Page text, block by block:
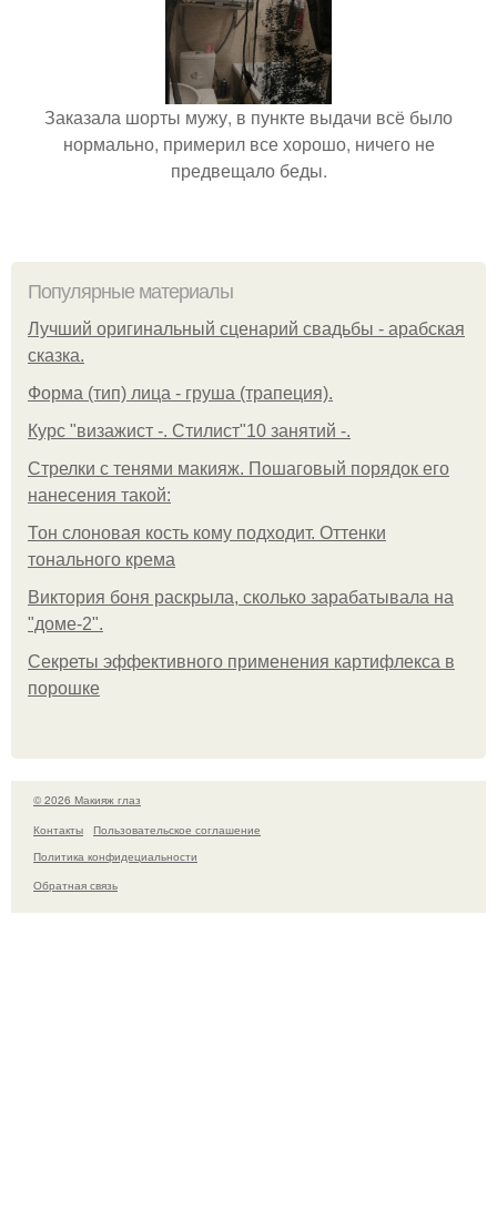
Заказала шорты мужу, в пункте выдачи всё было
нормально, примерил все хорошо, ничего не
предвещало беды.
Популярные материалы
Лучший оригинальный сценарий свадьбы - арабская
сказка.
Форма (тип) лица - груша (трапеция).
Курс "визажист -. Стилист"10 занятий -.
Стрелки с тенями макияж. Пошаговый порядок его
нанесения такой:
Тон слоновая кость кому подходит. Оттенки
тонального крема
Виктория боня раскрыла, сколько зарабатывала на
"доме-2".
Секреты эффективного применения картифлекса в
порошке
© 2026 Макияж глаз
Контакты
Пользовательское соглашение
Политика конфидециальности
Обратная связь